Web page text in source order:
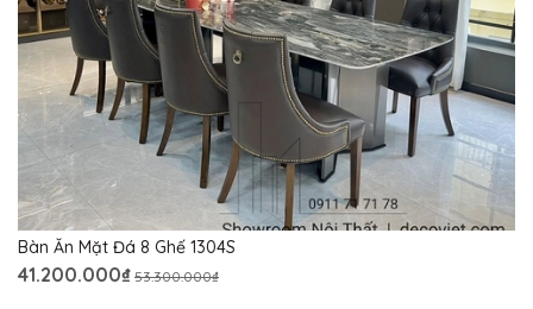
Bàn Ăn Mặt Đá 8 Ghế 1304S
41.200.000₫ 53.300.000₫